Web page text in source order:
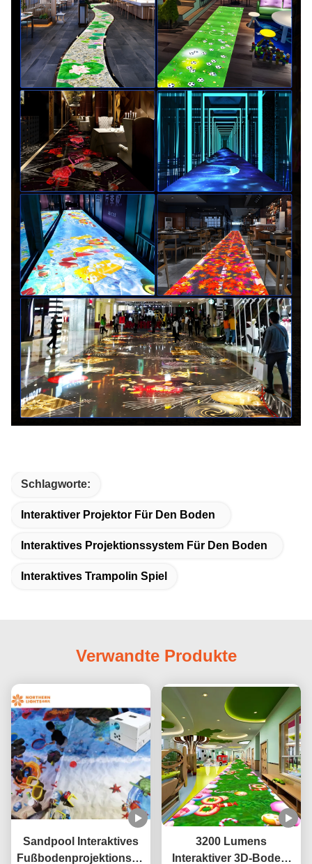
Schlagworte:
Interaktiver Projektor Für Den Boden
Interaktives Projektionssystem Für Den Boden
Interaktives Trampolin Spiel
Verwandte Produkte
Sandpool Interaktives
Fußbodenprojektionsspiel
3200 Lumens
Interaktiver 3D-Boden-